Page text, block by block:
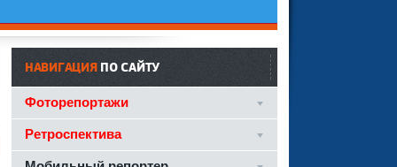
НАВИГАЦИЯПО САЙТУ
Фоторепортажи
Ретроспектива